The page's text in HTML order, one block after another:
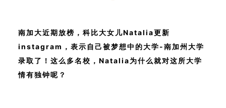
南加大近期放榜，科比大女儿Natalia更新
instagram，表示自己被梦想中的大学-南加州大学
录取了！这么多名校，Natalia为什么就对这所大学
情有独钟呢？